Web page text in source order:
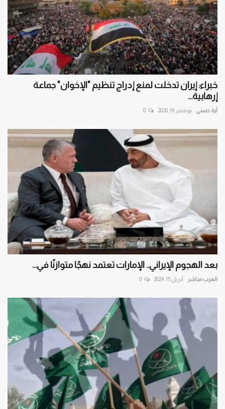
خبراء: إيران تدخلت لمنع إدراج تنظيم "الإخوان" جماعة
إرهابية...
آية حسني نوفمبر 19, 2020 0
بعد الهجوم الإيراني.. الإمارات تعتمد نهجًا متوازنًا في...
العرب مباشر أبريل 15, 2024 0